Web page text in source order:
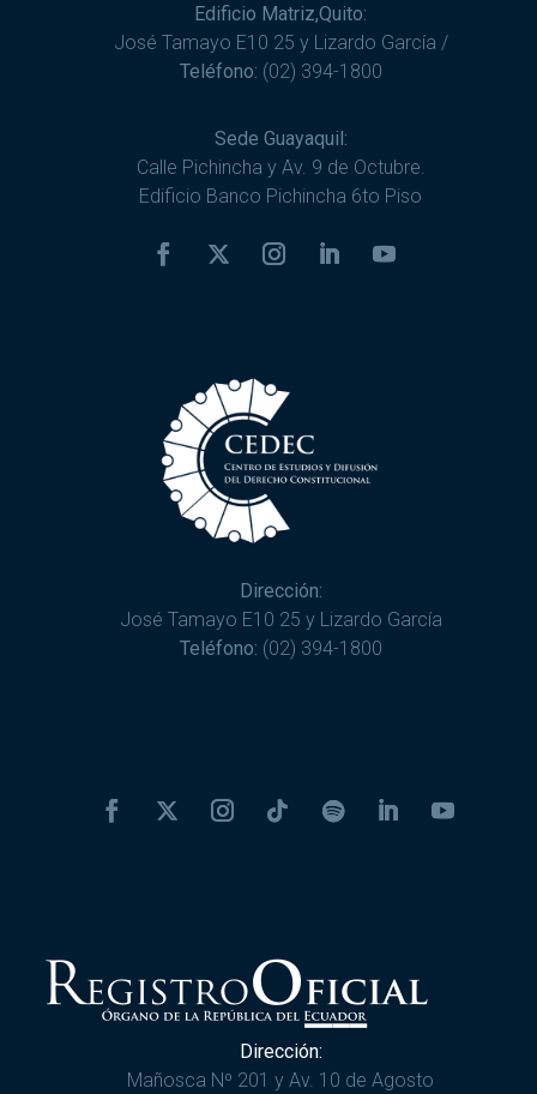
Edificio Matriz,Quito:
José Tamayo E10 25 y Lizardo García /
Teléfono: (02) 394-1800
Sede Guayaquil:
Calle Pichincha y Av. 9 de Octubre.
Edificio Banco Pichincha 6to Piso
Dirección:
José Tamayo E10 25 y Lizardo García
Teléfono: (02) 394-1800
Dirección:
Mañosca Nº 201 y Av. 10 de Agosto